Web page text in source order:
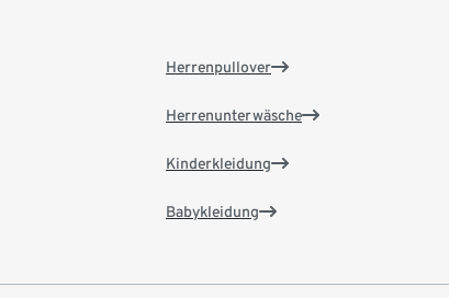
Herrenpullover
Herrenunterwäsche
Kinderkleidung
Babykleidung